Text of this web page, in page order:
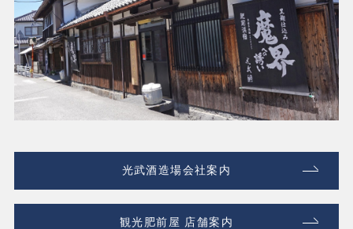
光武酒造場会社案内
観光肥前屋 店舗案内